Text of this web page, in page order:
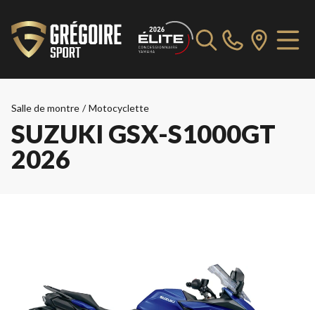
Salle de montre / Motocyclette
SUZUKI GSX-S1000GT
2026